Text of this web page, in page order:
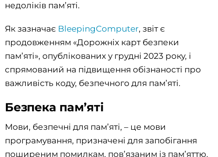
недоліків пам’яті.
Як зазначає BleepingComputer, звіт є
продовженням «Дорожніх карт безпеки
пам’яті», опублікованих у грудні 2023 року, і
спрямований на підвищення обізнаності про
важливість коду, безпечного для пам’яті.
Безпека пам’яті
Мови, безпечні для пам’яті, – це мови
програмування, призначені для запобігання
поширеним помилкам, пов’язаним із пам’яттю.